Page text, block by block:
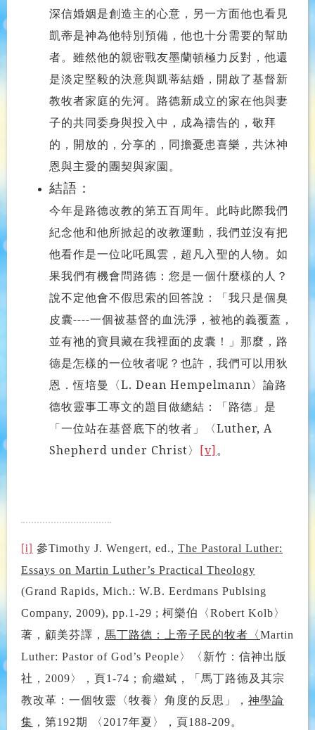
深信婚姻是創造主的心意，另一方面他也看見
凱蒂是神為他特別預備，他也十分需要的幫助
者。雖然他的親密戰友墨蘭頓極力反對，他還
是淡定堅毅的決意與凱蒂結婚，開啟了基督新
教牧者家庭的先河。路德新成立的家在他與妻
子的共同委身與投入中，成為禱告的，敬拜
的，開放的，分享的，同擔憂患喜樂，共沐神
恩與主愛的團契與家園。
結語：
今年是路德改教的第五百周年。此時此際我們
紀念他和他所掀起的改教運動，我們並沒有把
他看作是一位叱吒風雲，超凡入聖的人物。如
果我們有機會問路德：您是一個什麼樣的人？
說不定他會不假思索的回答說：「我只是個臭
皮囊----一個被基督的血洗淨，被祂的義覆蓋，
並有祂的寶貝藏在我裡面的皮囊！」那麼，路
德是怎樣的一位牧者呢？也許，我們可以用狄
恩．恆培曼〈L. Dean Hempelmann〉論路
德牧靈事工專文的題目做總結：「路德」是
「一位站在基督底下的牧者」〈Luther, A
Shepherd under Christ〉 [v]。
[i] 參Timothy J. Wengert, ed., The Pastoral Luther:
Essays on Martin Luther’s Practical Theology
(Grand Rapids, Mich.: W.B. Eerdmans Publsing
Company, 2009), pp.1-29 ; 柯樂伯〈Robert Kolb〉
著，顧美芬譯， 馬丁路德：上帝子民的牧者〈Martin
Luther: Pastor of God’s People〉〈新竹：信神出版
社， 2009〉，頁1-74 ；俞繼斌，「馬丁路德及其宗
教改革：一個牧靈〈牧養〉角度的反思」， 神學論
集 ，第192期 〈 2017年夏〉，頁188-209。